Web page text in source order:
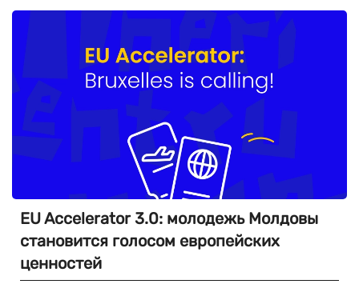
EU Accelerator 3.0: молодежь Молдовы
становится голосом европейских
ценностей